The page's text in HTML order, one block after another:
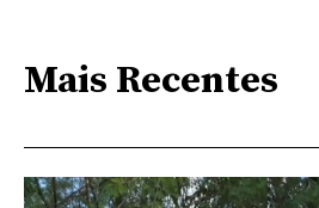
Mais Recentes